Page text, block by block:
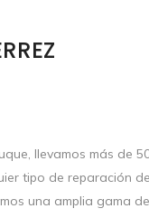
llevamos más de
tipo de reparación
una amplia gama